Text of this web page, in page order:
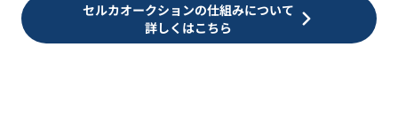
セルカオークションの仕組みについて
詳しくはこちら